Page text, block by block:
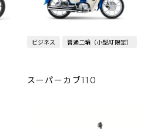
ビジネス 普通二輪（小型AT限定）
スーパーカブ110